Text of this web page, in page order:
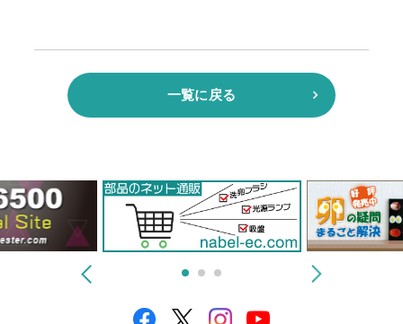
一覧に戻る